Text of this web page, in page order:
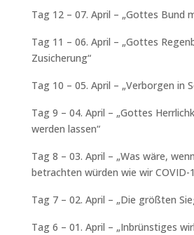
Tag 12 – 07. April – „Gottes Bund
Tag 11 – 06. April – „Gottes
Zusicherung“
Tag 10 – 05. April – „Verborgen in
Tag 9 – 04. April – „Gottes
werden lassen“
Tag 8 – 03. April – „Was wäre,
betrachten würden wie
Tag 7 – 02. April – „Die größten
Tag 6 – 01. April – „Inbrünstiges